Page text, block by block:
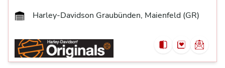
Harley-Davidson Graubünden, Maienfeld (GR)